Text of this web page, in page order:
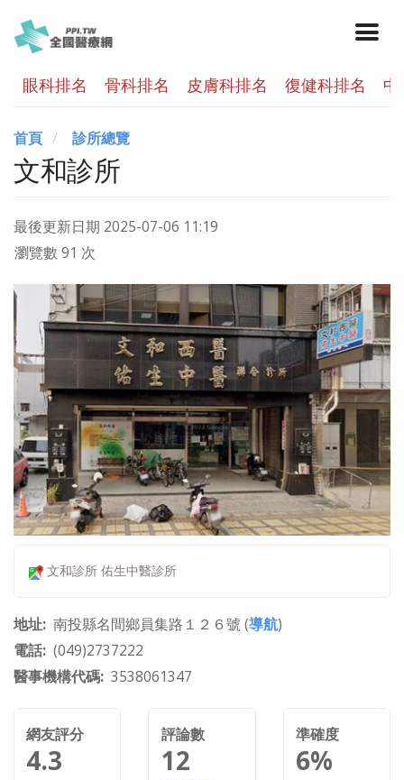
眼科排名 骨科排名 皮膚科排名 復健科排名
首頁 診所總覽
文和診所
最後更新日期 2025-07-06 11:19
瀏覽數 91 次
文和診所 佑生中醫診所
地址 南投縣名間鄉員集路１２６號 (導航)
電話 (049)2737222
醫事機構代碼 3538061347
網友評分
4.3
評論數
12
準確度
6%